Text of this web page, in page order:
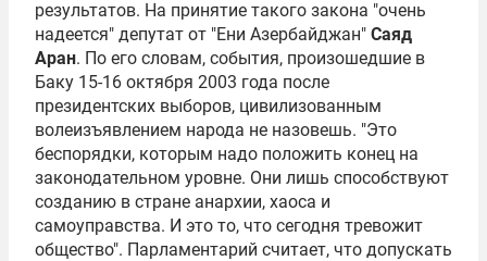
результатов. На принятие такого закона "очень
надеется" депутат от "Ени Азербайджан" Саяд
Аран. По его словам, события, произошедшие в
Баку 15-16 октября 2003 года после
президентских выборов, цивилизованным
волеизъявлением народа не назовешь. "Это
беспорядки, которым надо положить конец на
законодательном уровне. Они лишь способствуют
созданию в стране анархии, хаоса и
самоуправства. И это то, что сегодня тревожит
общество". Парламентарий считает, что допускать